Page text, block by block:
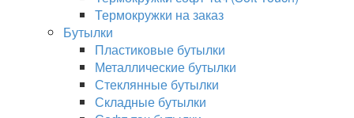
Термокружки на заказ
Бутылки
Пластиковые бутылки
Металлические бутылки
Стеклянные бутылки
Складные бутылки